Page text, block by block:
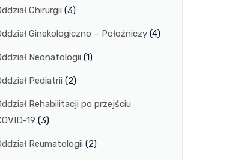
Chirurgii (3)
Ginekologiczno – Położniczy (4)
Neonatologii (1)
Pediatrii (2)
Rehabilitacji po przejściu
19 (3)
Reumatologii (2)